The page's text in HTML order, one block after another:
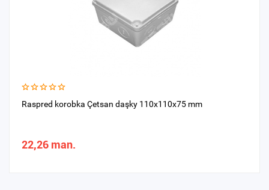
Raspred korobka Çetsan daşky 110x110x75 mm
22,26 man.